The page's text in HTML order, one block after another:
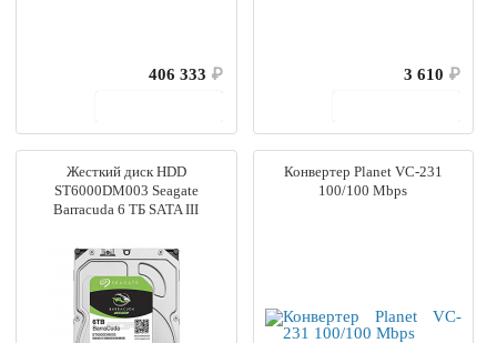
406 333 ₽
3 610 ₽
Жесткий диск HDD
ST6000DM003 Seagate
Barracuda 6 ТБ SATA III
Конвертер Planet VC-231
100/100 Mbps